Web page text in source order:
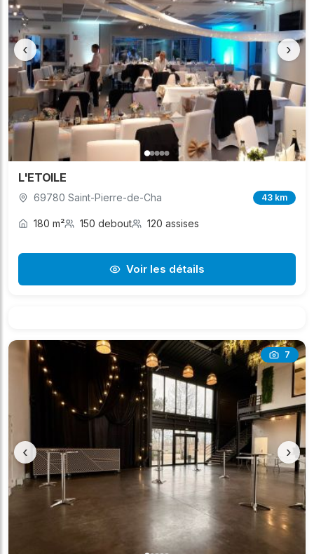
‹ ›
L'ETOILE
69780 Saint-Pierre-de-Cha 43 km
180 m² 150 debout 120 assises
Voir les détails
7
‹ ›